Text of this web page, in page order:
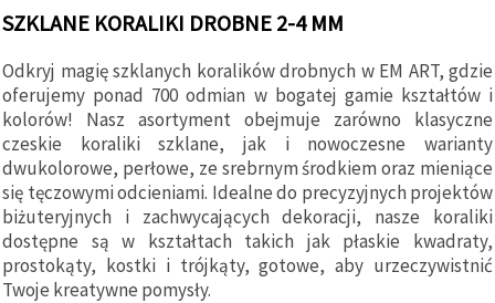
plików
podobnych
technologii,
aby
zapewnić
prawidłowe
działanie
strony
internetowej,
poprawić
komfort
korzystania
z niej oraz,
za Państwa
zgodą,
SZKLANE KORALIKI DROBNE 2-4 MM
Odkryj magię szklanych koralików drobnych w EM ART, gdzie
oferujemy ponad 700 odmian w bogatej gamie kształtów i
kolorów! Nasz asortyment obejmuje zarówno klasyczne
czeskie koraliki szklane, jak i nowoczesne warianty
dwukolorowe, perłowe, ze srebrnym środkiem oraz mieniące
się tęczowymi odcieniami. Idealne do precyzyjnych projektów
biżuteryjnych i zachwycających dekoracji, nasze koraliki
dostępne są w kształtach takich jak płaskie kwadraty,
prostokąty, kostki i trójkąty, gotowe, aby urzeczywistnić
Twoje kreatywne pomysły.